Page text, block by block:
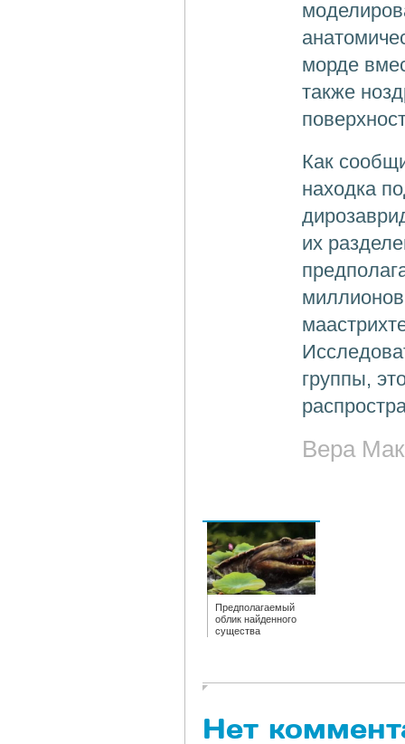
морде
также
Как
находка
их
группы,
Вера
Предполагаемый
облик найденного
существа
Нет